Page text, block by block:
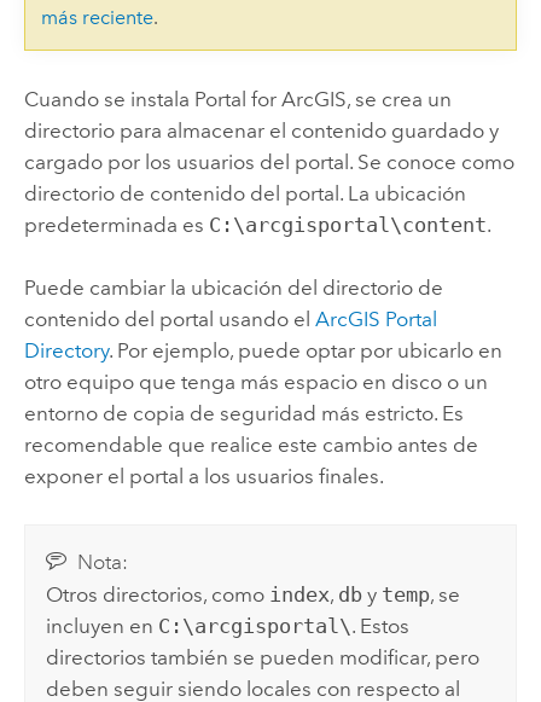
más reciente.
Cuando se instala Portal for ArcGIS, se crea un
directorio para almacenar el contenido guardado y
cargado por los usuarios del portal. Se conoce como
directorio de contenido del portal. La ubicación
predeterminada es C:\arcgisportal\content.
Puede cambiar la ubicación del directorio de
contenido del portal usando el ArcGIS Portal
Directory. Por ejemplo, puede optar por ubicarlo en
otro equipo que tenga más espacio en disco o un
entorno de copia de seguridad más estricto. Es
recomendable que realice este cambio antes de
exponer el portal a los usuarios finales.
Nota:
Otros directorios, como index, db y temp, se
incluyen en C:\arcgisportal\. Estos
directorios también se pueden modificar, pero
deben seguir siendo locales con respecto al